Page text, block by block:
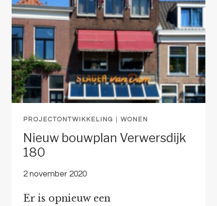
PROJECTONTWIKKELING WONEN
Nieuw bouwplan Verwersdijk
180
2 november 2020
Er is opnieuw een